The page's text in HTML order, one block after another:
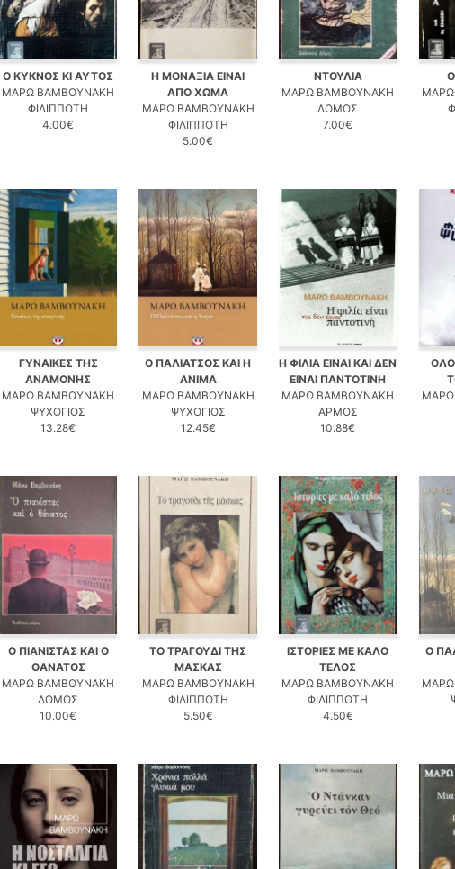
Ο ΚΥΚΝΟΣ ΚΙ ΑΥΤΟΣ
ΜΑΡΩ ΒΑΜΒΟΥΝΑΚΗ
ΦΙΛΙΠΠΟΤΗ
4.00€
Η ΜΟΝΑΞΙΑ ΕΙΝΑΙ
ΑΠΟ ΧΩΜΑ
ΜΑΡΩ ΒΑΜΒΟΥΝΑΚΗ
ΦΙΛΙΠΠΟΤΗ
5.00€
ΝΤΟΥΛΙΑ
ΜΑΡΩ ΒΑΜΒΟΥΝΑΚΗ
ΔΟΜΟΣ
7.00€
ΓΥΝΑΙΚΕΣ ΤΗΣ
ΑΝΑΜΟΝΗΣ
ΜΑΡΩ ΒΑΜΒΟΥΝΑΚΗ
ΨΥΧΟΓΙΟΣ
13.28€
Ο ΠΑΛΙΑΤΣΟΣ ΚΑΙ Η
ΑΝΙΜΑ
ΜΑΡΩ ΒΑΜΒΟΥΝΑΚΗ
ΨΥΧΟΓΙΟΣ
12.45€
Η ΦΙΛΙΑ ΕΙΝΑΙ ΚΑΙ ΔΕΝ
ΕΙΝΑΙ ΠΑΝΤΟΤΙΝΗ
ΜΑΡΩ ΒΑΜΒΟΥΝΑΚΗ
ΑΡΜΟΣ
10.88€
Ο ΠΙΑΝΙΣΤΑΣ ΚΑΙ Ο
ΘΑΝΑΤΟΣ
ΜΑΡΩ ΒΑΜΒΟΥΝΑΚΗ
ΔΟΜΟΣ
10.00€
ΤΟ ΤΡΑΓΟΥΔΙ ΤΗΣ
ΜΑΣΚΑΣ
ΜΑΡΩ ΒΑΜΒΟΥΝΑΚΗ
ΦΙΛΙΠΠΟΤΗ
5.50€
ΙΣΤΟΡΙΕΣ ΜΕ ΚΑΛΟ
ΤΕΛΟΣ
ΜΑΡΩ ΒΑΜΒΟΥΝΑΚΗ
ΦΙΛΙΠΠΟΤΗ
4.50€
Ο